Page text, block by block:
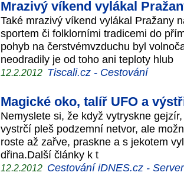
Mrazivý víkend vylákal
Také mrazivý víkend vylákal Pražany
sportem či folklorními tradicemi do
pohyb na čerstvémvzduchu byl
neodradily je od toho ani teploty hlub
12.2.2012 Tiscali.cz - Cestování
Magické oko, talíř UFO a
Nemyslete si, že když vytryskne
vystrčí pleš podzemní netvor, ale
roste až zařve, praskne a s jekotem
dřina.Další články k t
12.2.2012 Cestování iDNES.cz -